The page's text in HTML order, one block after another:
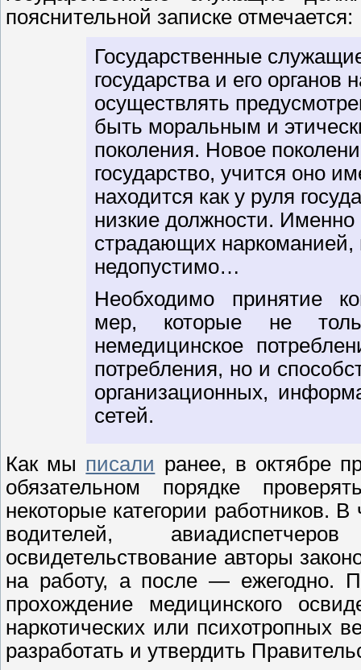
пояснительной записке отмечается:
Государственные
государства и его органов
осуществлять
быть моральным и
поколения. Новое
государство, учится оно
находится как у руля
низкие должности.
страдающих наркоманией,
недопустимо…
Необходимо принятие
мер, которые не
немедицинское
потребления, но и
организационных,
сетей.
Как мы писали ранее, в октябре
обязательном порядке
некоторые категории работников. В
водителей,
освидетельствование авторы
на работу, а после — ежегодно.
прохождение медицинского
наркотических или психотропных
разработать и утвердить